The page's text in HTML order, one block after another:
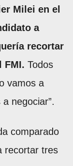
Milei en el
a
recortar
FMI. Todos
vamos a
negociar”.
comparado
recortar tres